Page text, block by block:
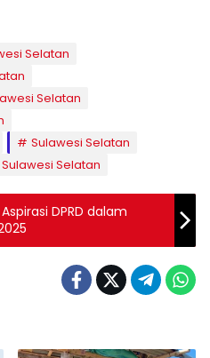
Selatan
Selatan
Sulawesi Selatan
Selatan
DPRD dalam